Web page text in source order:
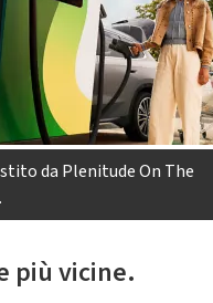
da Plenitude On The
più vicine.